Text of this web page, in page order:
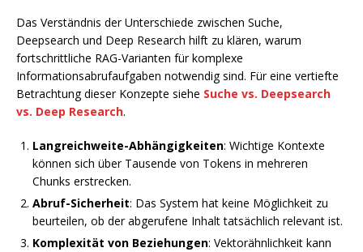
Das Verständnis der Unterschiede zwischen Suche,
Deepsearch und Deep Research hilft zu klären, warum
fortschrittliche RAG-Varianten für komplexe
Informationsabrufaufgaben notwendig sind. Für eine vertiefte
Betrachtung dieser Konzepte siehe Suche vs. Deepsearch
vs. Deep Research.
Langreichweite-Abhängigkeiten: Wichtige Kontexte
können sich über Tausende von Tokens in mehreren
Chunks erstrecken.
Abruf-Sicherheit: Das System hat keine Möglichkeit zu
beurteilen, ob der abgerufene Inhalt tatsächlich relevant ist.
Komplexität von Beziehungen: Vektorähnlichkeit kann